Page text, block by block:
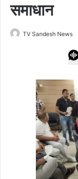
समाधान
TV Sandesh News